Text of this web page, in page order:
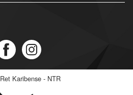
Ret Karibense - NTR